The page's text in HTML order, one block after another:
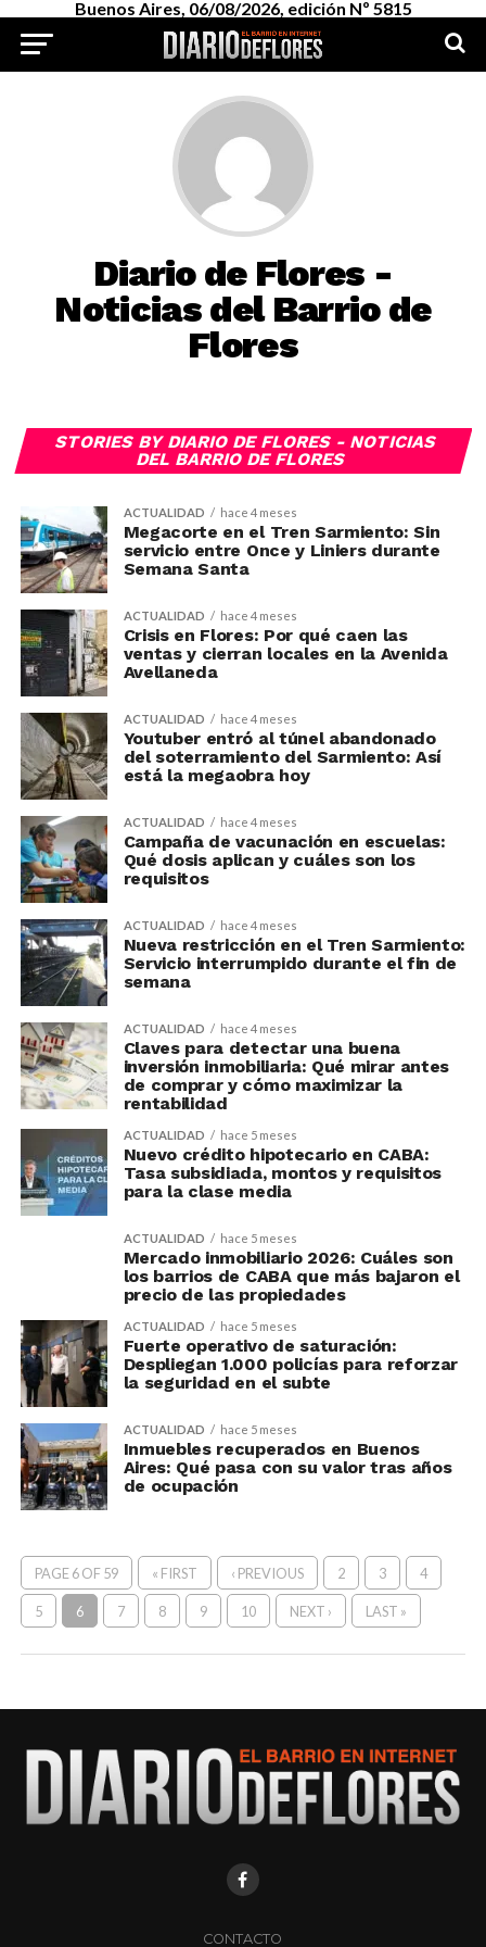
Buenos Aires, 06/08/2026, edición Nº 5815
Diario de Flores -
Noticias del Barrio de
Flores
STORIES BY DIARIO DE FLORES - NOTICIAS
DEL BARRIO DE FLORES
ACTUALIDAD hace 4 meses
Megacorte en el Tren Sarmiento: Sin
servicio entre Once y Liniers durante
Semana Santa
ACTUALIDAD hace 4 meses
Crisis en Flores: Por qué caen las
ventas y cierran locales en la Avenida
Avellaneda
ACTUALIDAD hace 4 meses
Youtuber entró al túnel abandonado
del soterramiento del Sarmiento: Así
está la megaobra hoy
ACTUALIDAD hace 4 meses
Campaña de vacunación en escuelas:
Qué dosis aplican y cuáles son los
requisitos
ACTUALIDAD hace 4 meses
Nueva restricción en el Tren Sarmiento:
Servicio interrumpido durante el fin de
semana
ACTUALIDAD hace 4 meses
Claves para detectar una buena
inversión inmobiliaria: Qué mirar antes
de comprar y cómo maximizar la
rentabilidad
ACTUALIDAD hace 5 meses
Nuevo crédito hipotecario en CABA:
Tasa subsidiada, montos y requisitos
para la clase media
ACTUALIDAD hace 5 meses
Mercado inmobiliario 2026: Cuáles son
los barrios de CABA que más bajaron el
precio de las propiedades
ACTUALIDAD hace 5 meses
Fuerte operativo de saturación:
Despliegan 1.000 policías para reforzar
la seguridad en el subte
ACTUALIDAD hace 5 meses
Inmuebles recuperados en Buenos
Aires: Qué pasa con su valor tras años
de ocupación
PAGE 6 OF 59 « FIRST ‹ PREVIOUS 2 3 4
5 6 7 8 9 10 NEXT › LAST »
CONTACTO